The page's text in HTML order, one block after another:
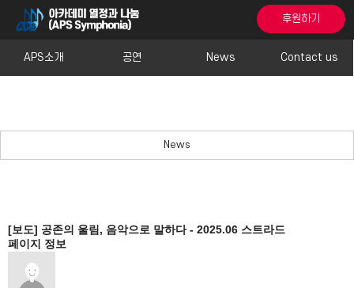
APS소개 공연 News Contact us
후원하기
News
[보도] 공존의 울림, 음악으로 말하다 - 2025.06 스트라드
페이지 정보